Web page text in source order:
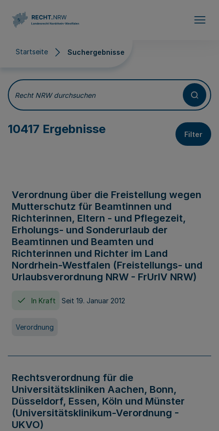
Startseite Suchergebnisse
Suchergebnisse
Recht NRW durchsuchen
10417 Ergebnisse Filter
Verordnung über die Freistellung wegen
Mutterschutz für Beamtinnen und
Richterinnen, Eltern - und Pflegezeit,
Erholungs- und Sonderurlaub der
Beamtinnen und Beamten und
Richterinnen und Richter im Land
Nordrhein-Westfalen (Freistellungs- und
Urlaubsverordnung NRW - FrUrlV NRW)
In Kraft Seit 19. Januar 2012
Verordnung
Rechtsverordnung für die
Universitätskliniken Aachen, Bonn,
Düsseldorf, Essen, Köln und Münster
(Universitätsklinikum-Verordnung -
UKVO)